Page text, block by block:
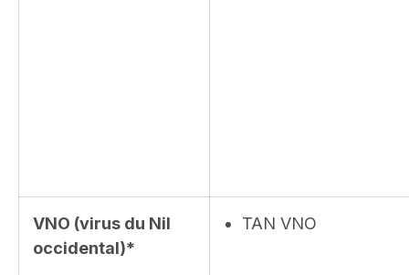
VNO (virus du Nil
occidental)*
TAN VNO